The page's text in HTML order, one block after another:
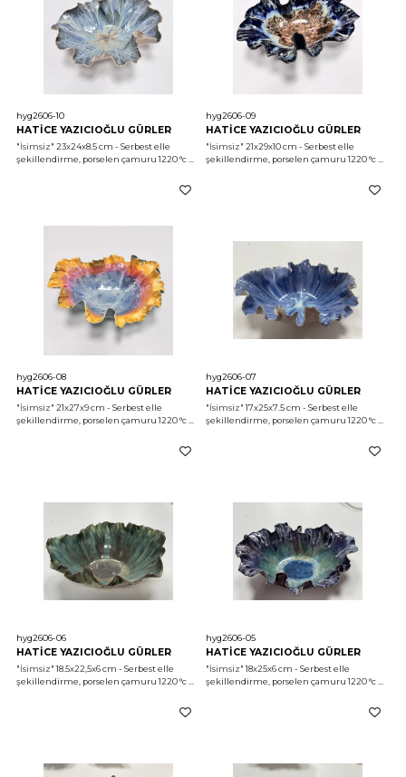
hyg2606-10
HATİCE YAZICIOĞLU GÜRLER
"İsimsiz" 23x24x8.5 cm - Serbest elle
şekillendirme, porselen çamuru 1220 °c
hyg2606-09
HATİCE YAZICIOĞLU GÜRLER
"İsimsiz" 21x29x10 cm - Serbest elle
şekillendirme, porselen çamuru 1220 °c
hyg2606-08
HATİCE YAZICIOĞLU GÜRLER
"İsimsiz" 21x27x9 cm - Serbest elle
şekillendirme, porselen çamuru 1220 °c
hyg2606-07
HATİCE YAZICIOĞLU GÜRLER
"İsimsiz" 17x25x7.5 cm - Serbest elle
şekillendirme, porselen çamuru 1220 °c
hyg2606-06
HATİCE YAZICIOĞLU GÜRLER
"İsimsiz" 18.5x22,5x6 cm - Serbest elle
şekillendirme, porselen çamuru 1220 °c
hyg2606-05
HATİCE YAZICIOĞLU GÜRLER
"İsimsiz" 18x25x6 cm - Serbest elle
şekillendirme, porselen çamuru 1220 °c